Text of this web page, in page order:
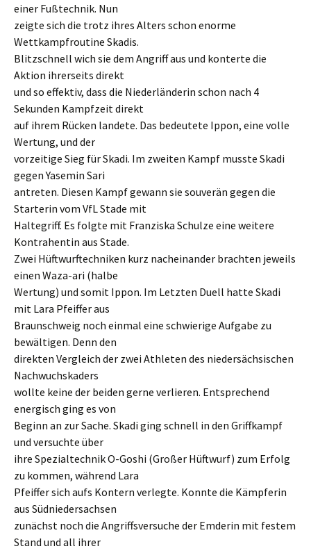
einer Fußtechnik. Nun
zeigte sich die trotz ihres Alters schon enorme
Wettkampfroutine Skadis.
Blitzschnell wich sie dem Angriff aus und konterte die
Aktion ihrerseits direkt
und so effektiv, dass die Niederländerin schon nach 4
Sekunden Kampfzeit direkt
auf ihrem Rücken landete. Das bedeutete Ippon, eine volle
Wertung, und der
vorzeitige Sieg für Skadi. Im zweiten Kampf musste Skadi
gegen Yasemin Sari
antreten. Diesen Kampf gewann sie souverän gegen die
Starterin vom VfL Stade mit
Haltegriff. Es folgte mit Franziska Schulze eine weitere
Kontrahentin aus Stade.
Zwei Hüftwurftechniken kurz nacheinander brachten jeweils
einen Waza-ari (halbe
Wertung) und somit Ippon. Im Letzten Duell hatte Skadi
mit Lara Pfeiffer aus
Braunschweig noch einmal eine schwierige Aufgabe zu
bewältigen. Denn den
direkten Vergleich der zwei Athleten des niedersächsischen
Nachwuchskaders
wollte keine der beiden gerne verlieren. Entsprechend
energisch ging es von
Beginn an zur Sache. Skadi ging schnell in den Griffkampf
und versuchte über
ihre Spezialtechnik O-Goshi (Großer Hüftwurf) zum Erfolg
zu kommen, während Lara
Pfeiffer sich aufs Kontern verlegte. Konnte die Kämpferin
aus Südniedersachsen
zunächst noch die Angriffsversuche der Emderin mit festem
Stand und all ihrer